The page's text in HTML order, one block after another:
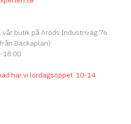
butik på Aröds Industriväg 76
Backaplan)
18:00
har vi lördagsöppet. 10-14